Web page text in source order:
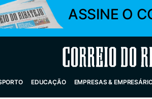
ASSINE O
Correio do Ribatejo
EDUCAÇÃO EMPRESAS &